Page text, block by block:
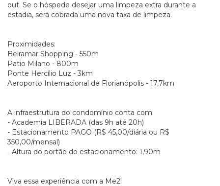
out. Se o hóspede desejar uma limpeza extra durante a
estadia, será cobrada uma nova taxa de limpeza.
Proximidades:
Beiramar Shopping - 550m
Patio Milano - 800m
Ponte Hercílio Luz - 3km
Aeroporto Internacional de Florianópolis - 17,7km
A infraestrutura do condomínio conta com:
- Academia LIBERADA (das 9h até 20h)
- Estacionamento PAGO (R$ 45,00/diária ou R$
350,00/mensal)
- Altura do portão do estacionamento: 1,90m
Viva essa experiência com a Me2!